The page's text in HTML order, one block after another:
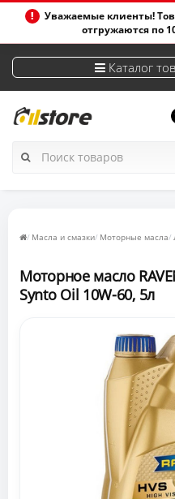
Уважаемые клиенты!
отгружаются по
Каталог
Масла и смазки Моторные масла
Моторное масло
Synto Oil 10W-60, 5л